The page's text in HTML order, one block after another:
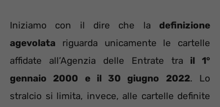
Iniziamo con il dire che la definizione
agevolata riguarda unicamente le cartelle
affidate all’Agenzia delle Entrate tra il 1°
gennaio 2000 e il 30 giugno 2022. Lo
stralcio si limita, invece, alle cartelle definite